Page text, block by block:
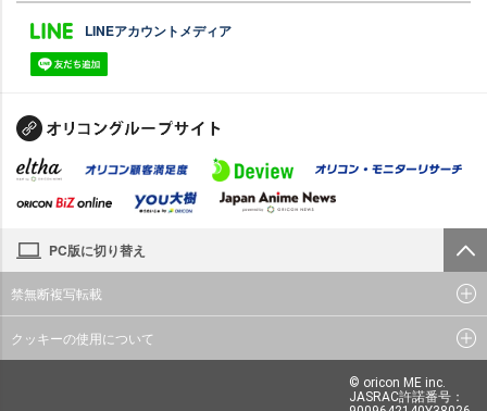
LINEアカウントメディア
PC版に切り替え
禁無断複写転載
クッキーの使用について
© oricon ME inc.
JASRAC許諾番号：